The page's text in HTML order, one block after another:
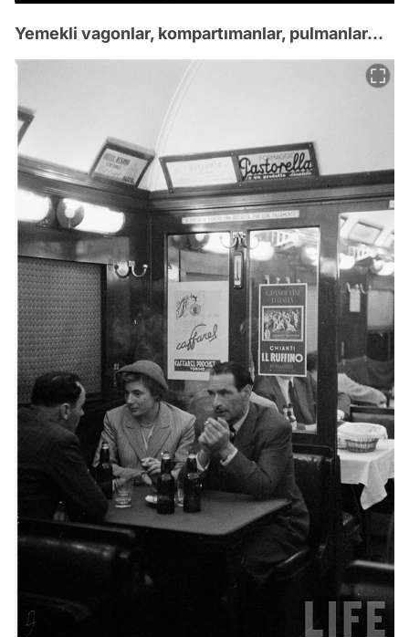
Yemekli vagonlar, kompartımanlar, pulmanlar...